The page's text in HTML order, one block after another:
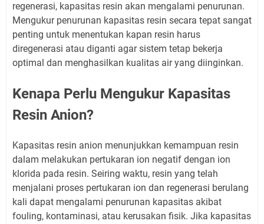
regenerasi, kapasitas resin akan mengalami penurunan.
Mengukur penurunan kapasitas resin secara tepat sangat
penting untuk menentukan kapan resin harus
diregenerasi atau diganti agar sistem tetap bekerja
optimal dan menghasilkan kualitas air yang diinginkan.
Kenapa Perlu Mengukur Kapasitas
Resin Anion?
Kapasitas resin anion menunjukkan kemampuan resin
dalam melakukan pertukaran ion negatif dengan ion
klorida pada resin. Seiring waktu, resin yang telah
menjalani proses pertukaran ion dan regenerasi berulang
kali dapat mengalami penurunan kapasitas akibat
fouling, kontaminasi, atau kerusakan fisik. Jika kapasitas